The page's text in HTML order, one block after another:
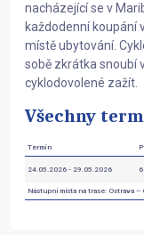
nacházející se v
každodenní koupání
místě ubytování.
sobě zkrátka snoubí
cyklodovolené zažít.
Všechny
Termín
24.05.2026 - 29.05.2026 6
Nástupní místa na trase: Ostrava –